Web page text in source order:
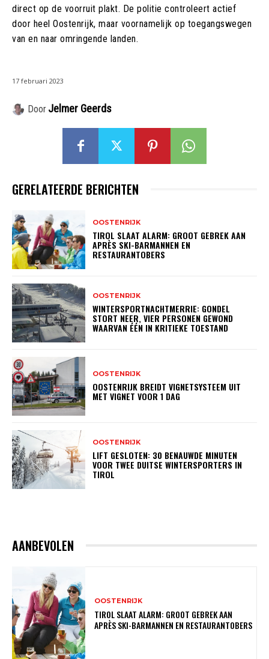
direct op de voorruit plakt. De politie controleert actief
door heel Oostenrijk, maar voornamelijk op toegangswegen
van en naar omringende landen.
17 februari 2023
Door Jelmer Geerds
GERELATEERDE BERICHTEN
OOSTENRIJK
TIROL SLAAT ALARM: GROOT GEBREK AAN
APRÈS SKI-BARMANNEN EN
RESTAURANTOBERS
OOSTENRIJK
WINTERSPORTNACHTMERRIE: GONDEL
STORT NEER, VIER PERSONEN GEWOND
WAARVAN ÉÉN IN KRITIEKE TOESTAND
OOSTENRIJK
OOSTENRIJK BREIDT VIGNETSYSTEEM UIT
MET VIGNET VOOR 1 DAG
OOSTENRIJK
LIFT GESLOTEN: 30 BENAUWDE MINUTEN
VOOR TWEE DUITSE WINTERSPORTERS IN
TIROL
AANBEVOLEN
OOSTENRIJK
TIROL SLAAT ALARM: GROOT GEBREK AAN
APRÈS SKI-BARMANNEN EN RESTAURANTOBERS